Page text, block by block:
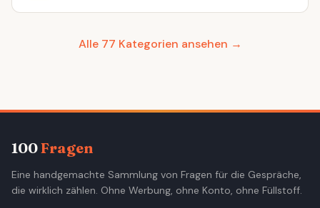
Alle 77 Kategorien ansehen →
100Fragen
Eine handgemachte Sammlung von Fragen für die Gespräche,
die wirklich zählen. Ohne Werbung, ohne Konto, ohne Füllstoff.